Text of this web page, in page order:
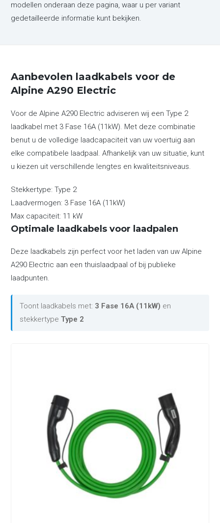
modellen onderaan deze pagina, waar u per variant
gedetailleerde informatie kunt bekijken.
Aanbevolen laadkabels voor de
Alpine A290 Electric
Voor de Alpine A290 Electric adviseren wij een Type 2
laadkabel met 3 Fase 16A (11kW). Met deze combinatie
benut u de volledige laadcapaciteit van uw voertuig aan
elke compatibele laadpaal. Afhankelijk van uw situatie, kunt
u kiezen uit verschillende lengtes en kwaliteitsniveaus.
Stekkertype: Type 2
Laadvermogen: 3 Fase 16A (11kW)
Max capaciteit: 11 kW
Optimale laadkabels voor laadpalen
Deze laadkabels zijn perfect voor het laden van uw Alpine
A290 Electric aan een thuislaadpaal of bij publieke
laadpunten.
Toont laadkabels met: 3 Fase 16A (11kW) en
stekkertypeType 2